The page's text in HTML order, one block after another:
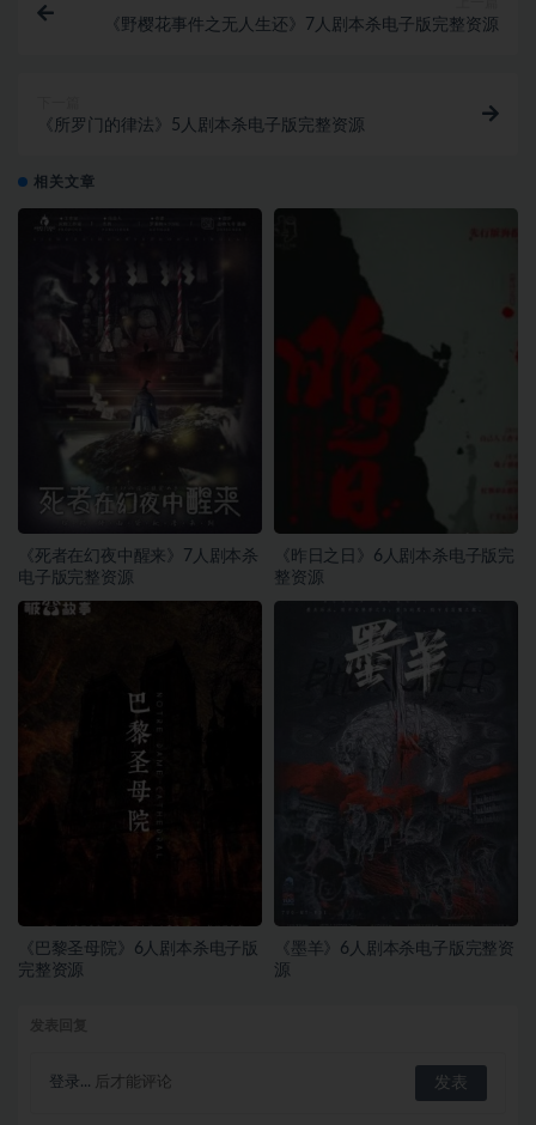
《野樱花事件之无人生还》7人剧本杀电子版完整资源
《所罗门的律法》5人剧本杀电子版完整资源
相关文章
《死者在幻夜中醒来》7人剧本杀
电子版完整资源
《昨日之日》6人剧本杀电子版完
整资源
《巴黎圣母院》6人剧本杀电子版
完整资源
《墨羊》6人剧本杀电子版完整资
源
登录... 后才能评论